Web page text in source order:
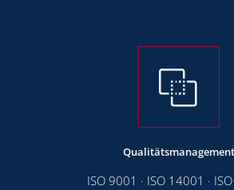
Qualitätsmanagement
ISO 9001 · ISO 14001 ·